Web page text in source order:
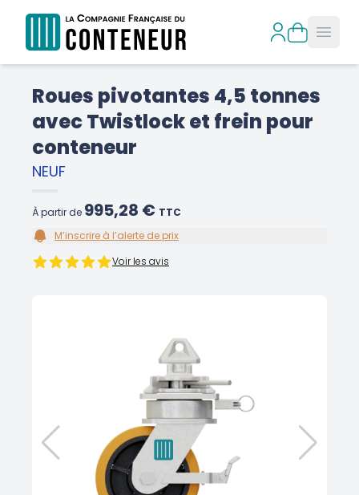
Roues pivotantes 4,5 tonnes
avec Twistlock et frein pour
conteneur
NEUF
À partir de 995,28 € TTC
M’inscrire à l’alerte de prix
Voir les avis